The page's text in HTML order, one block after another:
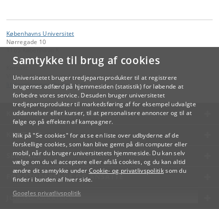
Samtykke til brug af cookies
Universitetet bruger tredjepartsprodukter til at registrere
brugernes adfærd på hjemmesiden (statistik) for løbende at
forbedre vores service. Desuden bruger universitetet
tredjepartsprodukter til markedsføring af for eksempel udvalgte
uddannelser eller kurser, til at personalisere annoncer og til at
følge op på effekten af kampagner.
Klik på "Se cookies" for at se en liste over udbyderne af de
forskellige cookies, som kan blive gemt på din computer eller
mobil, når du bruger universitetets hjemmeside. Du kan selv
vælge om du vil acceptere eller afslå cookies, og du kan altid
ændre dit samtykke under Cookie- og privatlivspolitiksom du
finder i bunden af hver side.
Googles privatlivspolitik
Københavns Universitet
Nørregade 10
Videreuddannelse og Livslang Læring
lifelonglearning@adm.ku.dk
KØBENHAVNS UNIVERSITET
KONTAKT
SERVICES
FOR STUDERENDE OG ANSATTE
JOB OG KARRIERE